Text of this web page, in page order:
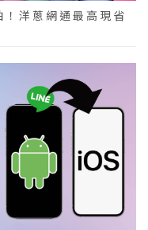
洋蔥網通最高現省